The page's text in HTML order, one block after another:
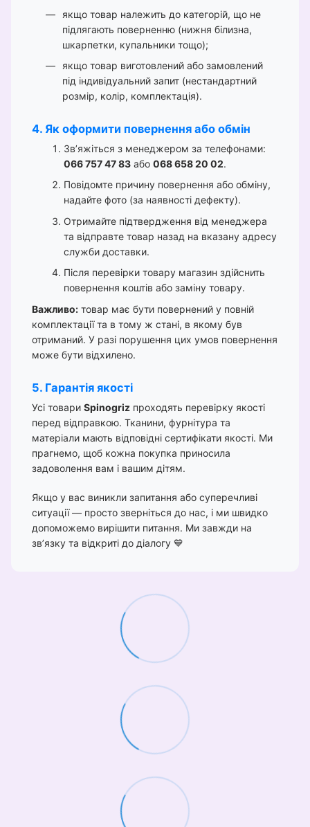
якщо товар належить до категорій, що не
підлягають поверненню (нижня білизна,
шкарпетки, купальники тощо);
якщо товар виготовлений або замовлений
під індивідуальний запит (нестандартний
розмір, колір, комплектація).
4. Як оформити повернення або обмін
Зв’яжіться з менеджером за телефонами:
066 757 47 83 або 068 658 20 02.
Повідомте причину повернення або обміну,
надайте фото (за наявності дефекту).
Отримайте підтвердження від менеджера
та відправте товар назад на вказану адресу
служби доставки.
Після перевірки товару магазин здійснить
повернення коштів або заміну товару.
Важливо: товар має бути повернений у повній
комплектації та в тому ж стані, в якому був
отриманий. У разі порушення цих умов повернення
може бути відхилено.
5. Гарантія якості
Усі товари Spinogriz проходять перевірку якості
перед відправкою. Тканини, фурнітура та
матеріали мають відповідні сертифікати якості. Ми
прагнемо, щоб кожна покупка приносила
задоволення вам і вашим дітям.
Якщо у вас виникли запитання або суперечливі
ситуації — просто зверніться до нас, і ми швидко
допоможемо вирішити питання. Ми завжди на
зв’язку та відкриті до діалогу 💙